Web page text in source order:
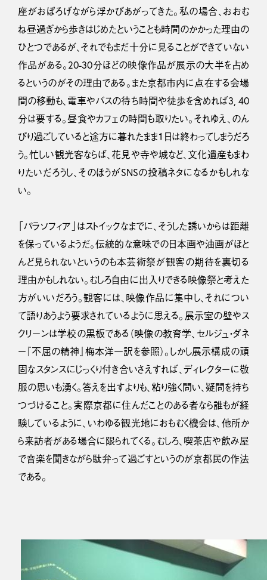
座がおぼろげながら浮かびあがってきた。私の場合、おおむ
ね昼過ぎから歩きはじめたということも時間のかかった理由の
ひとつであるが、それでもまだ十分に見ることができていない
作品がある。20-30分ほどの映像作品が展示の大半を占め
るというのがその理由である。また京都市内に点在する会場
間の移動も、電車やバスの待ち時間や徒歩を含めれば3, 40
分は要する。昼食やカフェの時間も取りたい。それゆえ、のん
びり過ごしていると途方に暮れたまま１日は終わってしまうだろ
う。忙しい観光客ならば、花見や寺や城など、文化遺産もまわ
りたいだろうし、そのほうがSNSの投稿ネタになるかもしれな
い。
「パラソフィア」はストイックなまでに、そうした誘いからは距離
を保っているようだ。伝統的な意味での日本画や油画がほと
んど見られないというのも本芸術祭が観客の期待を裏切る
理由かもしれない。むしろ自由に出入りできる映像祭と考えた
方がいいだろう。観客には、映像作品に集中し、それについ
て語りあうよう要求されているように思える。展示室の壁やス
クリーンは学校の黒板である（映像の教育学、セルジュ・ダネ
ー『不屈の精神』梅本洋一訳を参照）。しかし展示構成の頑
固なスタンスにじっくり付き合いさえすれば、ディレクターに敬
服の思いも湧く。答えを出すよりも、粘り強く問い、疑問を持ち
つづけること。実際京都に住んだことのある者なら誰もが経
験しているように、いわゆる観光地におもむく機会は、他所か
ら来訪者がある場合に限られてくる。むしろ、喫茶店や飲み屋
で音楽を聞きながら駄弁って過ごすというのが京都民の作法
である。